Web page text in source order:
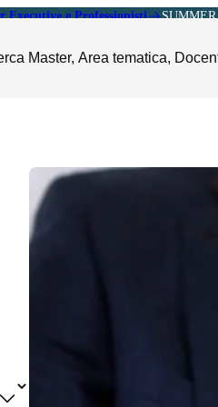
Executive e Professionisti
Ambiente
Fashion e Luxury
Food, Beverage e Turismo